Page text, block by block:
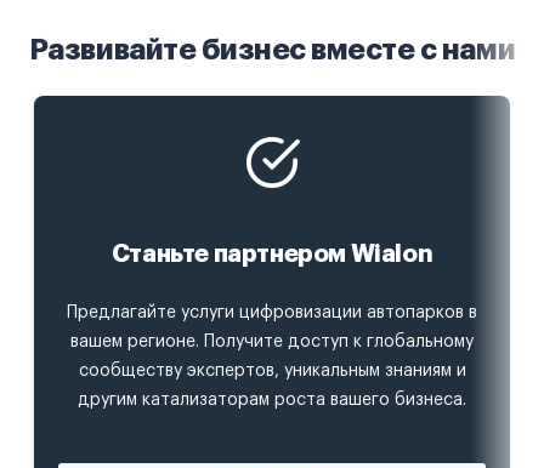
Развивайте бизнес вместе с нами
Станьте партнером Wialon
Предлагайте услуги цифровизации автопарков в
вашем регионе. Получите доступ к глобальному
сообществу экспертов, уникальным знаниям и
другим катализаторам роста вашего бизнеса.